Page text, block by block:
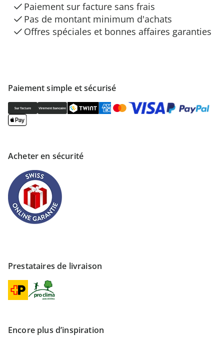
Paiement simple et sécurisé
Acheter en sécurité
Prestataires de livraison
Encore plus d’inspiration
Paiement sur facture sans frais
Pas de montant minimum d'achats
Offres spéciales et bonnes affaires garanties